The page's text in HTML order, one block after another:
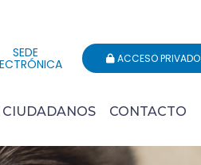
SEDE ACCESO PRIVADO
CIUDADANOS CONTACTO